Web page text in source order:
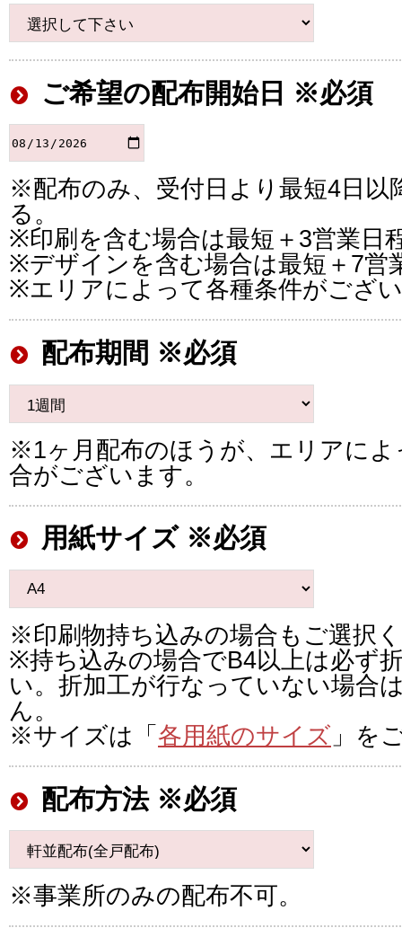
ご希望の配布開始日 ※必須
※配布のみ、受付日より最短4日以
る。
※印刷を含む場合は最短＋3営業日
※デザインを含む場合は最短＋7営
※エリアによって各種条件がござ
配布期間 ※必須
※1ヶ月配布のほうが、エリアに
合がございます。
用紙サイズ ※必須
※印刷物持ち込みの場合もご選択
※持ち込みの場合でB4以上は必ず
い。折加工が行なっていない場合
ん。
※サイズは「 各用紙のサイズ 」を
配布方法 ※必須
※事業所のみの配布不可。